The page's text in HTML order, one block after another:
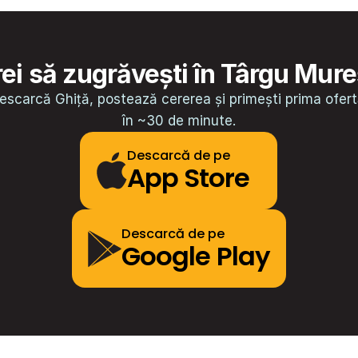
să zugrăvești în Târgu
Ghiță, postează cererea și primești prima
în ~30 de minute.
Descarcă de pe
App Store
Descarcă de pe
Google Play